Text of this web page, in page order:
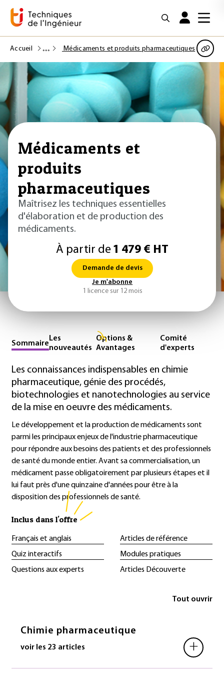
Accueil Médicaments et produits pharmaceutiques
Médicaments et
produits
pharmaceutiques
Maîtrisez les techniques essentielles
d'élaboration et de production des
médicaments.
À partir de 1 479 € HT
Demande de devis
Je m'abonne
1 licence sur 12 mois
Sommaire
Les
nouveautés
Options &
Avantages
Comité
d'experts
Les connaissances indispensables en chimie
pharmaceutique, génie des procédés,
biotechnologies et nanotechnologies au service
de la mise en oeuvre des médicaments.
Le développement et la production de médicaments sont
parmi les principaux enjeux de l'industrie pharmaceutique
pour répondre aux besoins des patients et des professionnels
de santé du monde entier. Avant sa commercialisation, un
médicament passe obligatoirement par plusieurs étapes et il
lui faut près d'une quinzaine d'années pour être à la
disposition des professionnels de santé.
Inclus dans l'offre
Français et anglais
Articles de référence
Quiz interactifs
Modules pratiques
Questions aux experts
Articles Découverte
Tout ouvrir
Chimie pharmaceutique
voir les 23 articles +